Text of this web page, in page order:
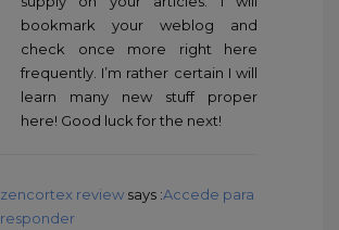
bookmark your weblog and
check once more right here
frequently. I’m rather certain I will
learn many new stuff proper
here! Good luck for the next!
zencortex review says :Accede para
responder